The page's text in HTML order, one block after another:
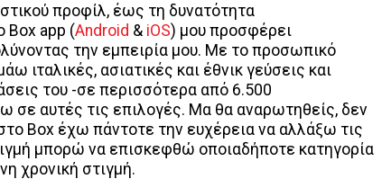
προφίλ, έως τη δυνατότητα
Box app (Android & iOS) μου προσφέρει
την εμπειρία μου. Με το προσωπικό
ιταλικές, ασιατικές και έθνικ γεύσεις και
του -σε περισσότερα από 6.500
σε αυτές τις επιλογές. Μα θα αναρωτηθείς, δεν
στο Box έχω πάντοτε την ευχέρεια να αλλάξω τις
μπορώ να επισκεφθώ οποιαδήποτε κατηγορία
χρονική στιγμή.